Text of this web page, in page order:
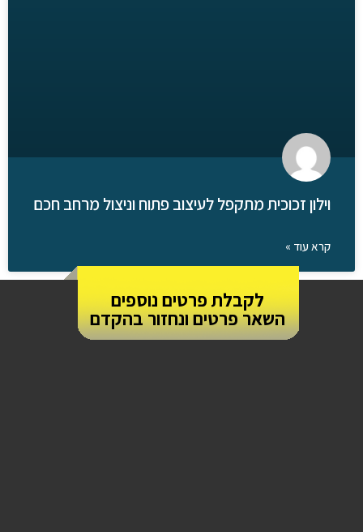
וילון זכוכית מתקפל לעיצוב פתוח וניצול מרחב חכם
קרא עוד »
לקבלת פרטים נוספים
השאר פרטים ונחזור בהקדם